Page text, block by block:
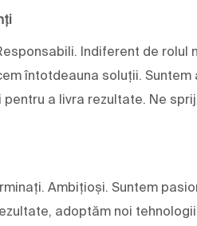
Indiferent de
întotdeauna soluții.
a livra rezultate. Ne
Ambițioși. Suntem
adoptăm noi